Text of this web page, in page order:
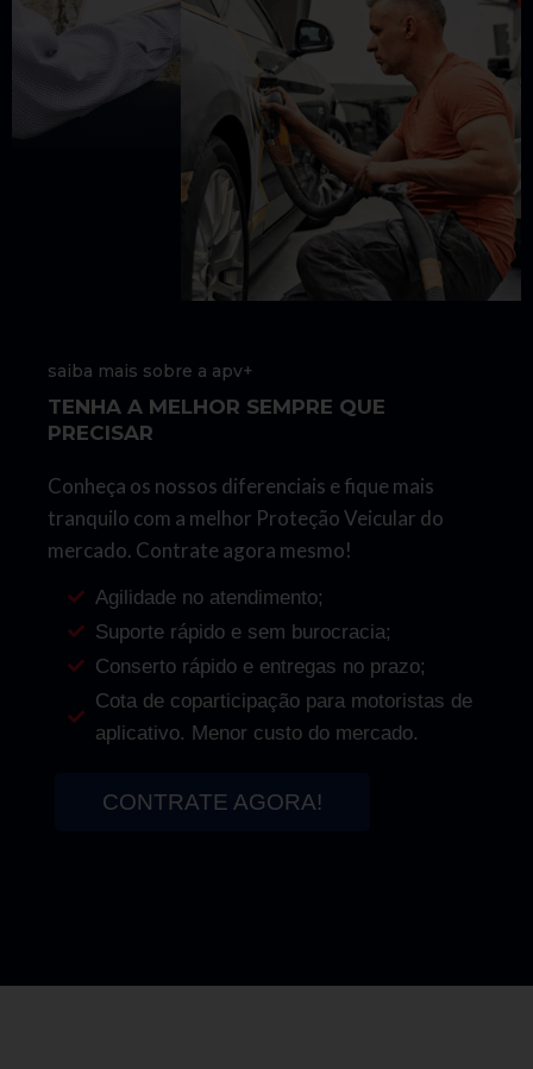
saiba mais sobre a apv+
TENHA A MELHOR SEMPRE QUE
PRECISAR
Conheça os nossos diferenciais e fique mais
tranquilo com a melhor Proteção Veicular do
mercado. Contrate agora mesmo!
Agilidade no atendimento;
Suporte rápido e sem burocracia;
Conserto rápido e entregas no prazo;
Cota de coparticipação para motoristas de
aplicativo. Menor custo do mercado.
CONTRATE AGORA!